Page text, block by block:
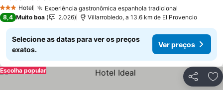
3 EstrelasHotel Experiência gastronômica espanhola tradicional
8,4 Muito boa 2.026 Villarrobledo, a 13.6 km de El Provencio
Selecione as datas para ver os preços
exatos.
Ver preços
Partilhar
Escolha popular